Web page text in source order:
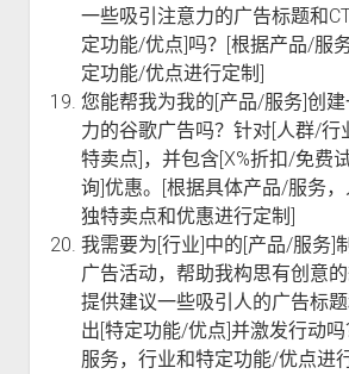
一些吸引注意力的广告标题和
定功能/优点]吗？[根据产品/服
定功能/优点进行定制]
您能帮我为我的[产品/服务]创
力的谷歌广告吗？针对[人群/行
特卖点]，并包含[X%折扣/免费
询]优惠。[根据具体产品/服务，
独特卖点和优惠进行定制]
我需要为[行业]中的[产品/服务]
广告活动，帮助我构思有创意
提供建议一些吸引人的广告标
出[特定功能/优点]并激发行动
服务，行业和特定功能/优点进